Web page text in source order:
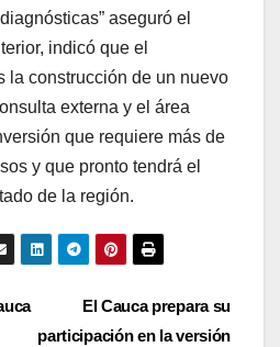
aseguró el
indicó que el
la construcción de un nuevo
externa y el área
que requiere más de
y que pronto tendrá el
de la región.
El Cauca prepara su
participación en la versión